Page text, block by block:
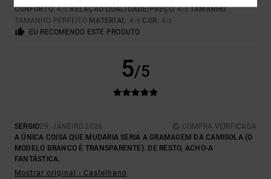
CONFORTO: 4/5 RELAÇÃO QUALIDADE/PREÇO: 4/5 TAMANHO:
TAMANHO PERFEITO MATERIAL: 4 /5 COR: 4/5
EU RECOMENDO ESTE PRODUTO
5/5
SERGIO29. JANEIRO 2026
COMPRA VERIFICADA
A ÚNICA COISA QUE MUDARIA SERIA A GRAMAGEM DA CAMISOLA (O
MODELO BRANCO É TRANSPARENTE). DE RESTO, ACHO-A
FANTÁSTICA.
Mostrar original - Castelhano